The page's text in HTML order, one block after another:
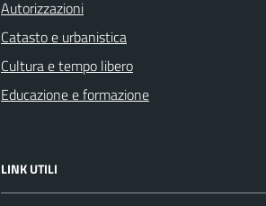
Autorizzazioni
Catasto e urbanistica
Cultura e tempo libero
Educazione e formazione
LINK UTILI